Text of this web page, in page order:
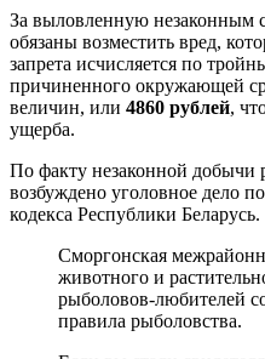
За выловленную незаконным
обязаны возместить вред,
запрета исчисляется по
причиненного окружающей
величин, или 4860 рублей,
ущерба.
По факту незаконной
возбуждено уголовное дело
кодекса Республики Беларусь.
Сморгонская
животного и
рыболовов-любителей
правила рыболовства.